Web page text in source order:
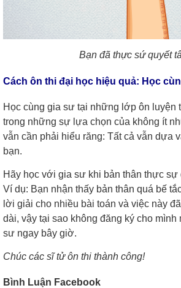
Bạn đã thực sứ quyết
Cách ôn thi đại học hiệu quả: Học
Học cùng gia sư tại những lớp ôn luyện
trong những sự lựa chọn của không ít
vẫn cần phải hiểu răng: Tất cả vẫn dựa
bạn.
Hãy học với gia sư khi bản thân thực sự
Ví dụ: Bạn nhận thấy bản thân quá bế
lời giải cho nhiều bài toán và việc này
dài, vậy tại sao không đăng ký cho mình
sư ngay bây giờ.
Chúc các sĩ tử ôn thi thành công!
Bình Luận Facebook